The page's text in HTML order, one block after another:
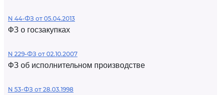
N 44-ФЗ от 05.04.2013
ФЗ о госзакупках
N 229-ФЗ от 02.10.2007
ФЗ об исполнительном производстве
N 53-ФЗ от 28.03.1998